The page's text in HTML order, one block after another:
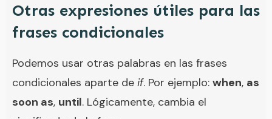
Otras expresiones útiles para las
frases condicionales
Podemos usar otras palabras en las frases
condicionales aparte de if. Por ejemplo: when, as
soon as, until. Lógicamente, cambia el